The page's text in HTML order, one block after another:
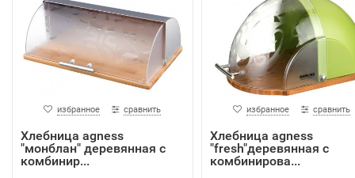
избранное сравнить
Хлебница agness
"монблан" деревянная с
комбинир...
избранное сравнить
Хлебница agness
"fresh"деревянная с
комбинирова...